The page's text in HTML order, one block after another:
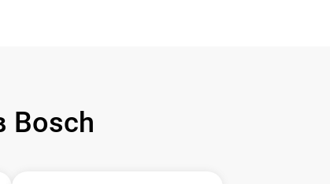
Bosch